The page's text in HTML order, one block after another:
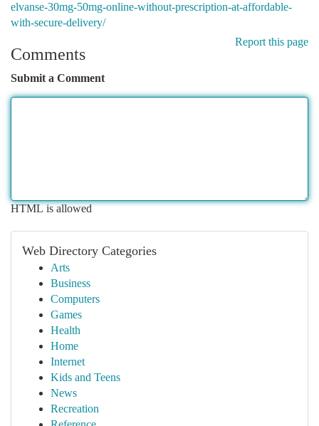
elvanse-30mg-50mg-online-without-prescription-at-affordable-
with-secure-delivery/
Report this page
Comments
Submit a Comment
HTML is allowed
Web Directory Categories
Arts
Business
Computers
Games
Health
Home
Internet
Kids and Teens
News
Recreation